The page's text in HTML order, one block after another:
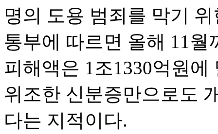
명의 도용 범죄를 막기
통부에 따르면 올해 11
피해액은 1조1330억원
위조한 신분증만으로도
다는 지적이다.